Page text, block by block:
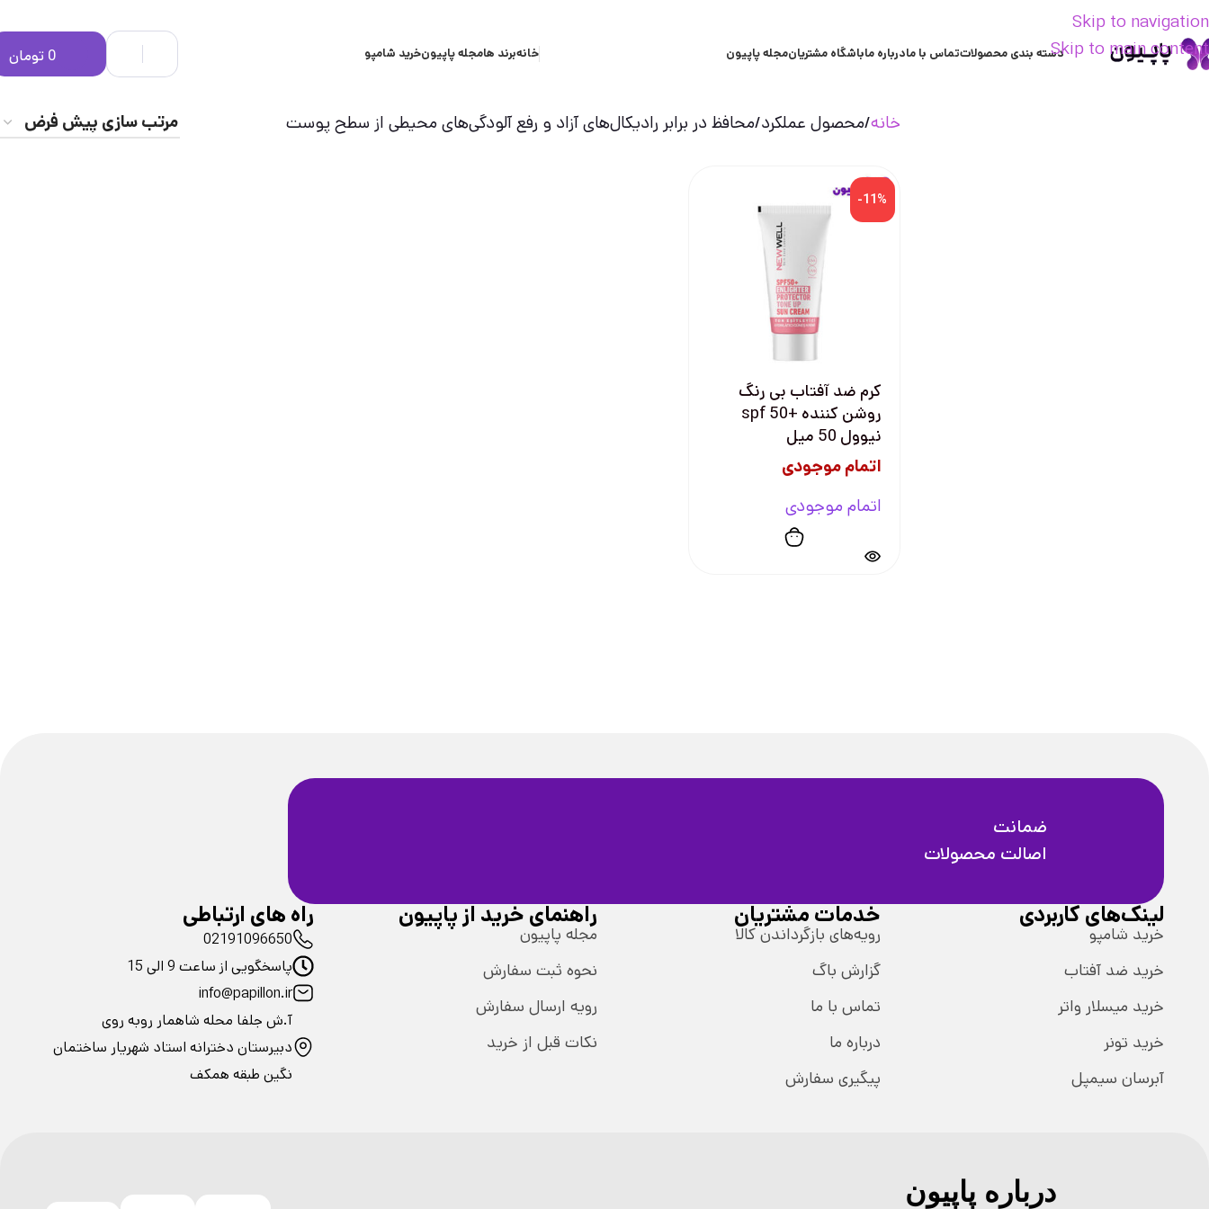
Skip to navigation
Skip to main contentدسته بندی محصولاتتماس با مادرباره ماباشگاه مشتریانمجله پاپیون خانهبرند هامجله پاپیونخرید شامپو 0 تومان
خانه محصول عملکرد محافظ در برابر رادیکال‌های آزاد و رفع آلودگی‌های محیطی از سطح پوست
-11%
کرم ضد آفتاب بی رنگ
روشن کننده +spf 50
نیوول 50 میل
اتمام موجودی
اتمام موجودی
ضمانت
اصالت محصولات
لینک‌های کاربردی
خرید شامپو
خرید ضد آفتاب
خرید میسلار واتر
خرید تونر
آبرسان سیمپل
خدمات مشتریان
رویه‌های بازگرداندن کالا
گزارش باگ
تماس با ما
درباره ما
پیگیری سفارش
راهنمای خرید از پاپیون
مجله پاپیون
نحوه ثبت سفارش
رویه ارسال سفارش
نکات قبل از خرید
راه های ارتباطی
02191096650
پاسخگویی از ساعت 9 الی 15
info@papillon.ir
آ.ش جلفا محله شاهمار روبه روی
دبیرستان دخترانه استاد شهریار ساختمان
نگین طبقه همکف
درباره پاپیون